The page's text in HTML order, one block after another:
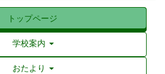
トップページ
学校案内
おたより